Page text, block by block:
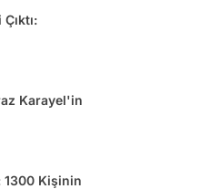
Karayel'in
Kişinin